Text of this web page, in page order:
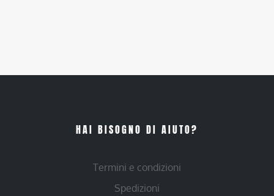
HAI BISOGNO DI AIUTO?
Termini e condizioni
Spedizioni